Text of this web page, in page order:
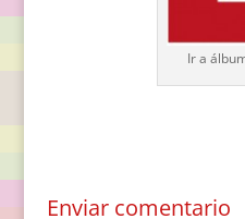
Ir a
Enviar comentario